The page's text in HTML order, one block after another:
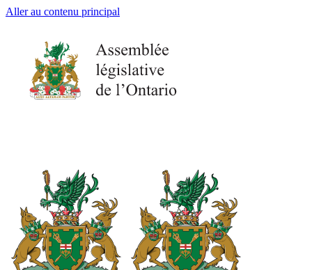
Aller au contenu principal